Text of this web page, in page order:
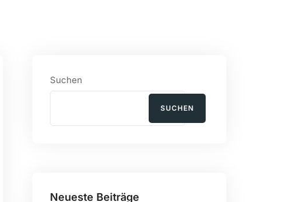
Suchen
SUCHEN
Neueste Beiträge